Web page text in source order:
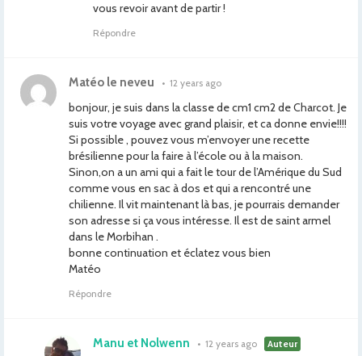
vous revoir avant de partir !
Répondre
Matéo le neveu • 12 years ago
bonjour, je suis dans la classe de cm1 cm2 de Charcot. Je
suis votre voyage avec grand plaisir, et ca donne envie!!!!
Si possible , pouvez vous m’envoyer une recette
brésilienne pour la faire à l’école ou à la maison.
Sinon,on a un ami qui a fait le tour de l’Amérique du Sud
comme vous en sac à dos et qui a rencontré une
chilienne. Il vit maintenant là bas, je pourrais demander
son adresse si ça vous intéresse. Il est de saint armel
dans le Morbihan .
bonne continuation et éclatez vous bien
Matéo
Répondre
Manu et Nolwenn • 12 years ago Auteur